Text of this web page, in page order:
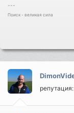
---
Поиск - великая сила